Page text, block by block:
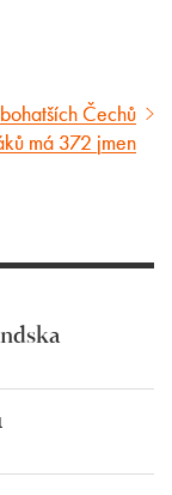
Čechů
má 372 jmen